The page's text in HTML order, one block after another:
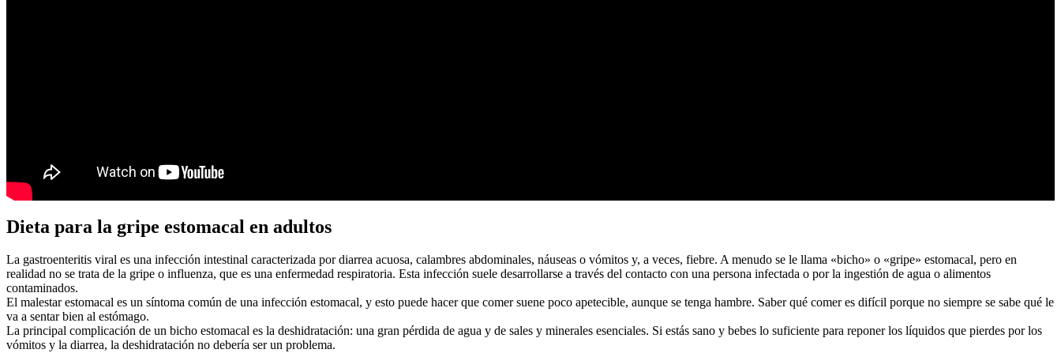
Dieta para la gripe estomacal en adultos
La gastroenteritis viral es una infección intestinal caracterizada por diarrea acuosa, calambres abdominales, náuseas o vómitos y, a veces, fiebre. A menudo se le llama «bicho» o «gripe» estomacal, pero en
realidad no se trata de la gripe o influenza, que es una enfermedad respiratoria. Esta infección suele desarrollarse a través del contacto con una persona infectada o por la ingestión de agua o alimentos
contaminados.
El malestar estomacal es un síntoma común de una infección estomacal, y esto puede hacer que comer suene poco apetecible, aunque se tenga hambre. Saber qué comer es difícil porque no siempre se sabe qué le
va a sentar bien al estómago.
La principal complicación de un bicho estomacal es la deshidratación: una gran pérdida de agua y de sales y minerales esenciales. Si estás sano y bebes lo suficiente para reponer los líquidos que pierdes por los
vómitos y la diarrea, la deshidratación no debería ser un problema.